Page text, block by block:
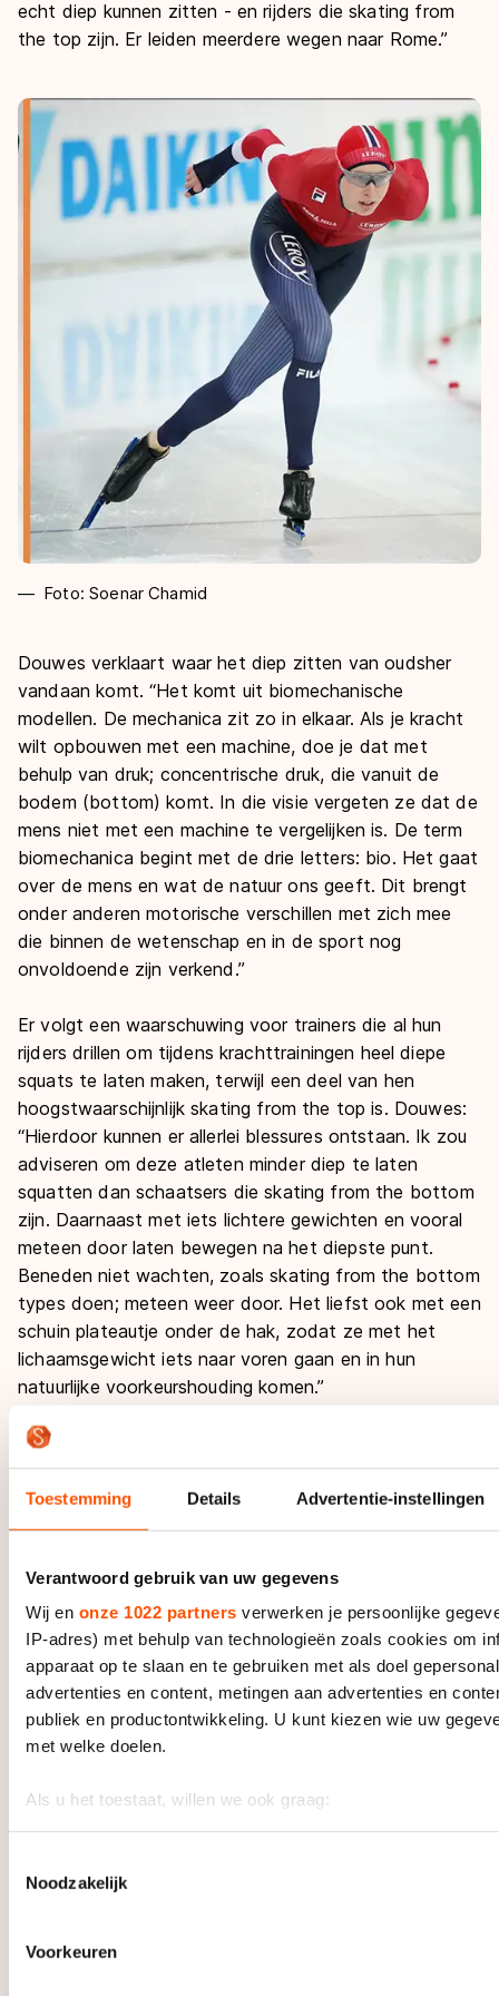
Toestemming Details Advertentie-instellingen
Verantwoord gebruik van uw gegevens
Wij en onze 1022 partners verwerken je persoonlijke
IP-adres) met behulp van technologieën zoals cookies om
apparaat op te slaan en te gebruiken met als doel
advertenties en content, metingen aan advertenties en
publiek en productontwikkeling. U kunt kiezen wie uw
met welke doelen.
Als u het toestaat, willen we ook graag:
Informatie verzamelen over uw geografische locatie, die
Uw apparaat identificeren door het actief te scannen op
Lees meer over hoe uw persoonlijke gegevens worden
Noodzakelijk
Voorkeuren
echt diep kunnen zitten - en rijders dieskating from
the top zijn. Er leiden meerdere wegen naar Rome.”
Foto: Soenar Chamid
Douwes verklaart waar het diep zitten van oudsher
vandaan komt. “Het komt uit biomechanische
modellen. De mechanica zit zo in elkaar. Als je kracht
wilt opbouwen met een machine, doe je dat met
behulp van druk; concentrische druk, die vanuit de
bodem (bottom) komt. In die visie vergeten ze dat de
mens niet met een machine te vergelijken is. De term
biomechanica begint met de drie letters: bio. Het gaat
over de mens en wat de natuur ons geeft. Dit brengt
onder anderen motorische verschillen met zich mee
die binnen de wetenschap en in de sport nog
onvoldoende zijn verkend.”
Er volgt een waarschuwing voor trainers die al hun
rijders drillen om tijdens krachttrainingen heel diepe
squats te laten maken, terwijl een deel van hen
hoogstwaarschijnlijkskating from the top is. Douwes:
“Hierdoor kunnen er allerlei blessures ontstaan. Ik zou
adviseren om deze atleten minder diep te laten
squatten dan schaatsers dieskating from the bottom
zijn. Daarnaast met iets lichtere gewichten en vooral
meteen door laten bewegen na het diepste punt.
Beneden niet wachten, zoalsskating from the bottom
types doen; meteen weer door. Het liefst ook met een
schuin plateautje onder de hak, zodat ze met het
lichaamsgewicht iets naar voren gaan en in hun
natuurlijke voorkeurshouding komen.”
Tot slot noemt Douwes nog een andere kenmerkende
motorische voorkeur van schaatsers als bewijs dat er
niet één manier is die voor iedereen geldt. Deze is
gericht op ‘horizontaliteit’ of ‘verticaliteit’. “Je hebt
van links naar rechts gaan. Ireen Wüst rijdt redelijk
verticaal; een wat smaller spoor. Rijders als Sven
Kramer, Jorrit Bergsma, Nils van der Poel die
schaatsen veel breder. Je lichaam kiest uit nature wat
bij je past en nodig is.”